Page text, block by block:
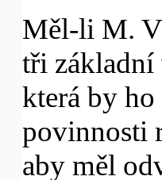
Měl-li M.
tři základní
která by
povinnosti
aby měl